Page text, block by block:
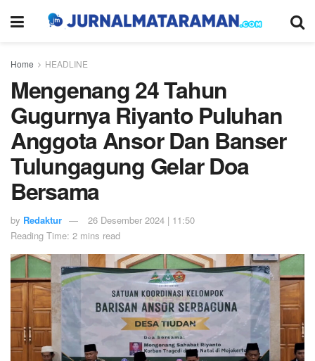
Home HEADLINE
Mengenang 24 Tahun
Gugurnya Riyanto Puluhan
Anggota Ansor Dan Banser
Tulungagung Gelar Doa
Bersama
by Redaktur
26 Desember 2024 | 11:50
Reading Time: 2 mins read